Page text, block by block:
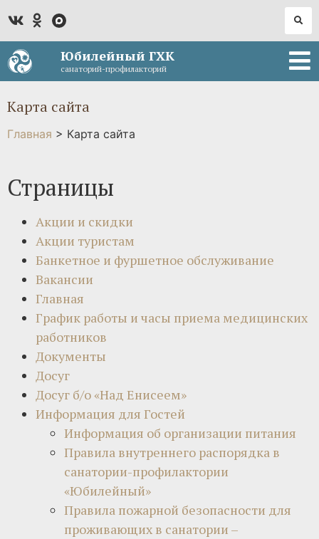
Юбилейный ГХК
санаторий-профилакторий
Карта сайта
Главная > Карта сайта
Страницы
Акции и скидки
Акции туристам
Банкетное и фуршетное обслуживание
Вакансии
Главная
График работы и часы приема медицинских
работников
Документы
Досуг
Досуг б/о «Над Енисеем»
Информация для Гостей
Информация об организации питания
Правила внутреннего распорядка в
санатории-профилактории
«Юбилейный»
Правила пожарной безопасности для
проживающих в санатории –